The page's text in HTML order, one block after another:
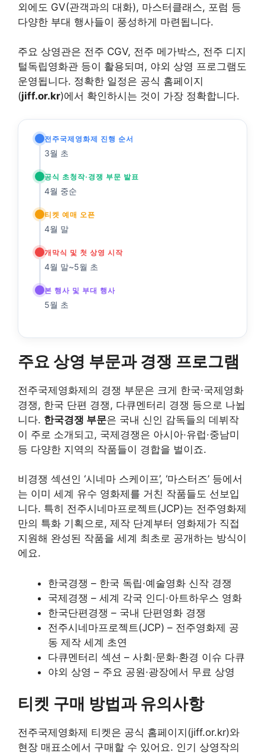
외에도 GV(관객과의 대화), 마스터클래스, 포럼 등
다양한 부대 행사들이 풍성하게 마련됩니다.
주요 상영관은 전주 CGV, 전주 메가박스, 전주 디지
털독립영화관 등이 활용되며, 야외 상영 프로그램도
운영됩니다. 정확한 일정은 공식 홈페이지
(jiff.or.kr)에서 확인하시는 것이 가장 정확합니다.
전주국제영화제 진행 순서
3월 초
공식 초청작·경쟁 부문 발표
4월 중순
티켓 예매 오픈
4월 말
개막식 및 첫 상영 시작
4월 말~5월 초
본 행사 및 부대 행사
5월 초
주요 상영 부문과 경쟁 프로그램
전주국제영화제의 경쟁 부문은 크게 한국·국제영화
경쟁, 한국 단편 경쟁, 다큐멘터리 경쟁 등으로 나뉩
니다. 한국경쟁 부문은 국내 신인 감독들의 데뷔작
이 주로 소개되고, 국제경쟁은 아시아·유럽·중남미
등 다양한 지역의 작품들이 경합을 벌이죠.
비경쟁 섹션인 ‘시네마 스케이프’, ‘마스터즈’ 등에서
는 이미 세계 유수 영화제를 거친 작품들도 선보입
니다. 특히 전주시네마프로젝트(JCP)는 전주영화제
만의 특화 기획으로, 제작 단계부터 영화제가 직접
지원해 완성된 작품을 세계 최초로 공개하는 방식이
에요.
한국경쟁 – 한국 독립·예술영화 신작 경쟁
국제경쟁 – 세계 각국 인디·아트하우스 영화
한국단편경쟁 – 국내 단편영화 경쟁
전주시네마프로젝트(JCP) – 전주영화제 공
동 제작 세계 초연
다큐멘터리 섹션 – 사회·문화·환경 이슈 다큐
야외 상영 – 주요 공원·광장에서 무료 상영
티켓 구매 방법과 유의사항
전주국제영화제 티켓은 공식 홈페이지(jiff.or.kr)와
현장 매표소에서 구매할 수 있어요. 인기 상영작의